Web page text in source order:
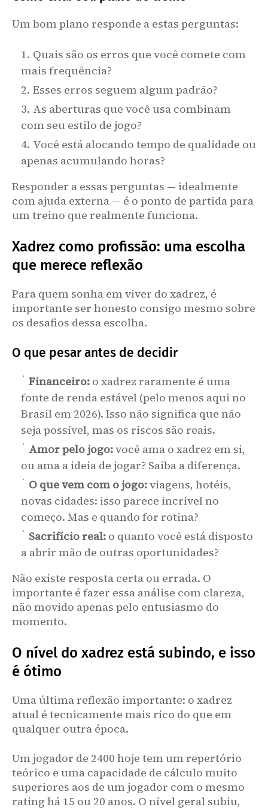
Um bom plano responde a estas perguntas:
Quais são os erros que você comete com
mais frequência?
Esses erros seguem algum padrão?
As aberturas que você usa combinam
com seu estilo de jogo?
Você está alocando tempo de qualidade ou
apenas acumulando horas?
Responder a essas perguntas — idealmente
com ajuda externa — é o ponto de partida para
um treino que realmente funciona.
Xadrez como profissão: uma escolha
que merece reflexão
Para quem sonha em viver do xadrez, é
importante ser honesto consigo mesmo sobre
os desafios dessa escolha.
O que pesar antes de decidir
Financeiro: o xadrez raramente é uma
fonte de renda estável (pelo menos aqui no
Brasil em 2026). Isso não significa que não
seja possível, mas os riscos são reais.
Amor pelo jogo:você ama o xadrez em si,
ou ama a ideia de jogar? Saiba a diferença.
O que vem com o jogo:viagens, hotéis,
novas cidades: isso parece incrível no
começo. Mas e quando for rotina?
Sacrifício real: o quanto você está disposto
a abrir mão de outras oportunidades?
Não existe resposta certa ou errada. O
importante é fazer essa análise com clareza,
não movido apenas pelo entusiasmo do
momento.
O nível do xadrez está subindo, e isso
é ótimo
Uma última reflexão importante: o xadrez
atual é tecnicamente mais rico do que em
qualquer outra época.
Um jogador de 2400 hoje tem um repertório
teórico e uma capacidade de cálculo muito
superiores aos de um jogador com o mesmo
rating há 15 ou 20 anos. O nível geral subiu,